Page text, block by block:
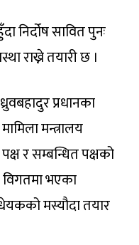
निर्दोष सावित पुनः
राख्ने तयारी छ ।
प्रधानका
मन्त्रालय
र सम्बन्धित पक्षको
भएका
मस्यौदा तयार